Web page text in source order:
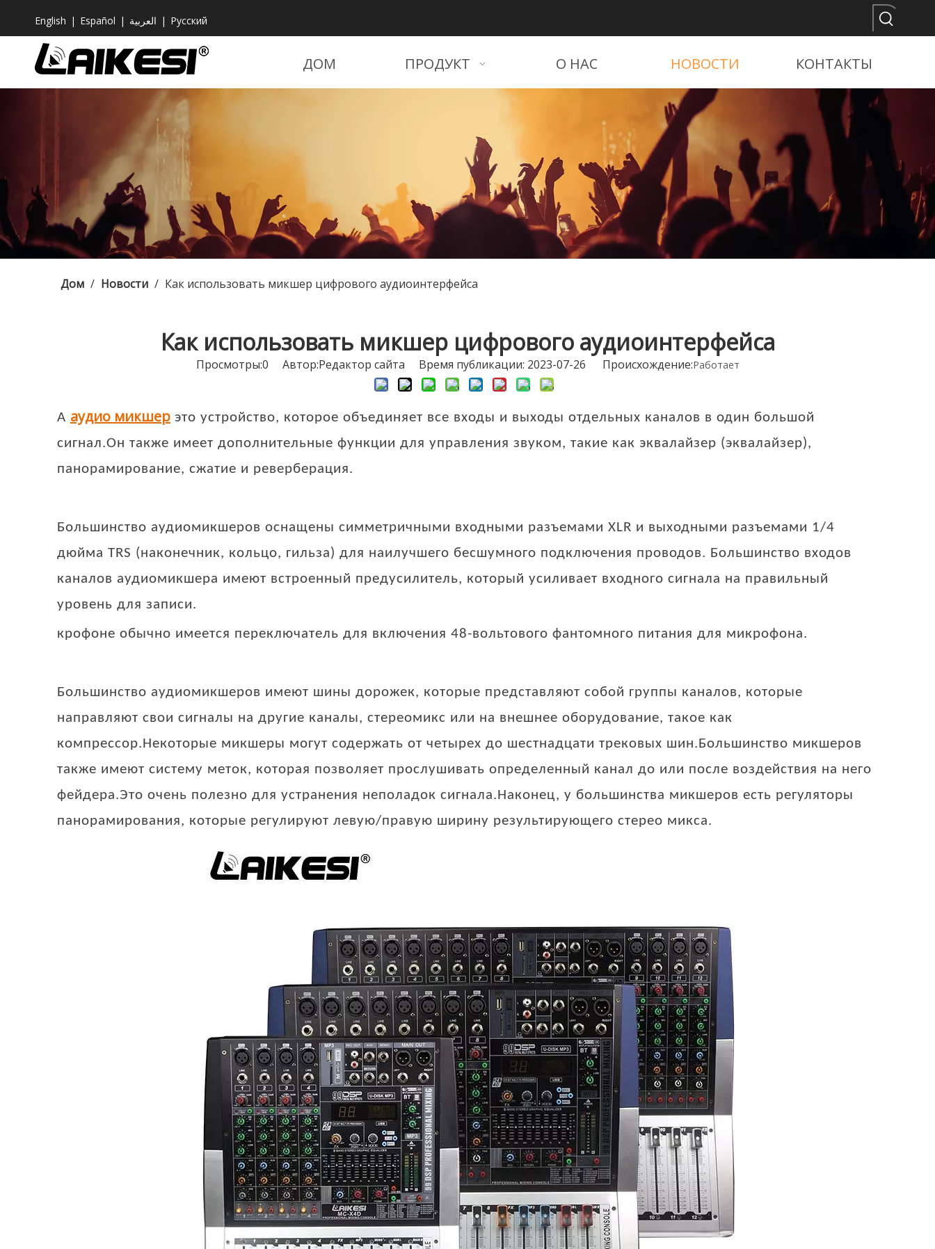
English | Español | العربية | Pусский
ДОМ ПРОДУКТ О НАС НОВОСТИ КОНТАКТЫ
Дом / Новости / Как использовать микшер цифрового аудиоинтерфейса
Как использовать микшер цифрового аудиоинтерфейса
Просмотры:0 Автор:Pедактор сайта Время публикации: 2023-07-26 Происхождение:Работает
A аудио микшер это устройство, которое объединяет все входы и выходы отдельных каналов в один большой
сигнал.Он также имеет дополнительные функции для управления звуком, такие как эквалайзер (эквалайзер),
панорамирование, сжатие и реверберация.
Большинство аудиомикшеров оснащены симметричными входными разъемами XLR и выходными разъемами 1/4
дюйма TRS (наконечник, кольцо, гильза) для наилучшего бесшумного подключения проводов. Большинство входов
каналов аудиомикшера имеют встроенный предусилитель, который усиливает входного сигнала на правильный
уровень для записи.
крофоне обычно имеется переключатель для включения 48-вольтового фантомного питания для микрофона.
Большинство аудиомикшеров имеют шины дорожек, которые представляют собой группы каналов, которые
направляют свои сигналы на другие каналы, стереомикс или на внешнее оборудование, такое как
компрессор.Некоторые микшеры могут содержать от четырех до шестнадцати трековых шин.Большинство микшеров
также имеют систему меток, которая позволяет прослушивать определенный канал до или после воздействия на него
фейдера.Это очень полезно для устранения неполадок сигнала.Наконец, у большинства микшеров есть регуляторы
панорамирования, которые регулируют левую/правую ширину результирующего стерео микса.